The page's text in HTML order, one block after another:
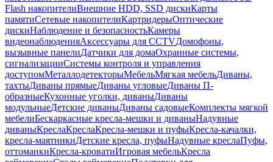
Flash накопителиВнешние HDD, SSD дискиКарты
памятиСетевые накопителиКартридерыОптические
дискиНаблюдение и безопасностьКамеры
видеонаблюденияАксессуары для CCTVДомофоны,
вызывные панелиДатчики для домаОхранные системы,
сигнализацииСистемы контроля и управления
доступомМеталлодетекторыМебельМягкая мебельДиваны,
тахтыДиваны прямыеДиваны угловыеДиваны П-
образныеКухонные уголки, диваныДиваны
модульныеДетские диваныДиваны садовыеКомплекты мягкой
мебелиБескаркасные кресла-мешки и диваныНадувные
диваныКреслаКреслаКресла-мешки и пуфыКресла-качалки,
кресла-маятникиДетские кресла, пуфыНадувные креслаПуфы,
оттоманкиКресла-кроватиИгровая мебельКресла